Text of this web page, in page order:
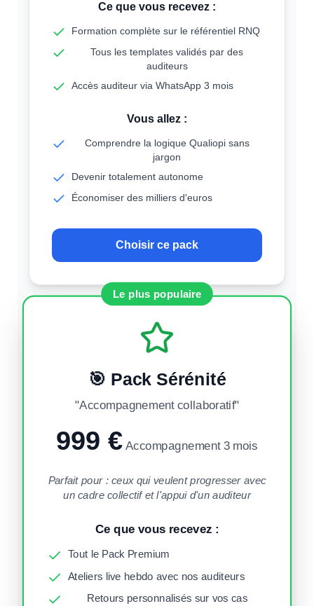
Ce que vous recevez :
Formation complète sur le référentiel RNQ
Tous les templates validés par des
auditeurs
Accès auditeur via WhatsApp 3 mois
Vous allez :
Comprendre la logique Qualiopi sans
jargon
Devenir totalement autonome
Économiser des milliers d'euros
Choisir ce pack
Le plus populaire
🎯 PackSérénité
"Accompagnement collaboratif"
999 € Accompagnement 3 mois
Parfait pour : ceux qui veulent progresser avec
un cadre collectif et l'appui d'un auditeur
Ce que vous recevez :
Tout le Pack Premium
Ateliers live hebdo avec nos auditeurs
Retours personnalisés sur vos cas